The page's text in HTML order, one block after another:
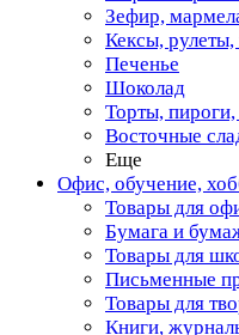
Зефир,
Кексы,
Печенье
Шоколад
Торты,
Восточные
Еще
Офис, обучение,
Товары для
Бумага и
Товары для
Письменные
Товары для
Книги,